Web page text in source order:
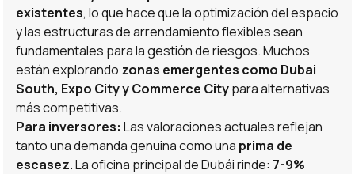
existentes, lo que hace que la optimización del espacio
y las estructuras de arrendamiento flexibles sean
fundamentales para la gestión de riesgos. Muchos
están explorando zonas emergentes como Dubai
South, Expo City y Commerce Citypara alternativas
más competitivas.
Para inversores: Las valoraciones actuales reflejan
tanto una demanda genuina como una prima de
escasez. La oficina principal de Dubái rinde: 7-9%